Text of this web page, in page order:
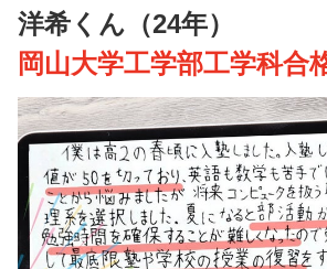
洋希くん（24年）
岡山大学工学部工学科合